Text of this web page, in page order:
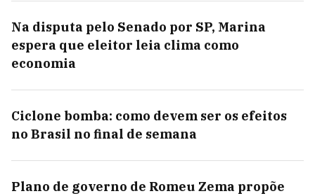
Na disputa pelo Senado por SP, Marina
espera que eleitor leia clima como
economia
Ciclone bomba: como devem ser os efeitos
no Brasil no final de semana
Plano de governo de Romeu Zema propõe